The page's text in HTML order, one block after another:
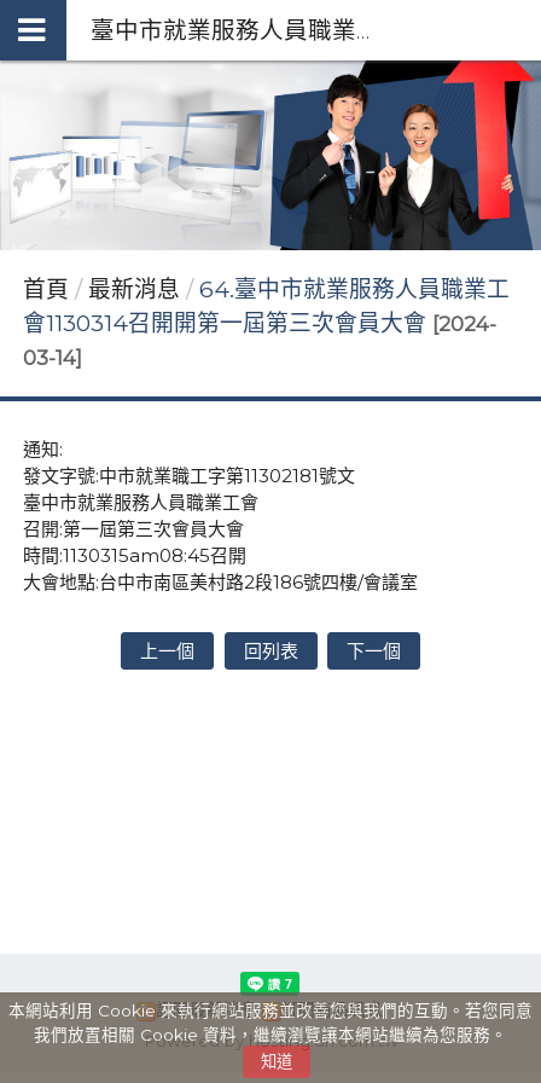
臺中市就業服務人員職業工會 *府授勞資字第1110251982號92253255
首頁 最新消息
64.臺中市就業服務人員職業工
會1130314召開開第一屆第三次會員大會 [2024-
03-14]
通知:
發文字號:中市就業職工字第11302181號文
臺中市就業服務人員職業工會
召開:第一屆第三次會員大會
時間:1130315am08:45召開
大會地點:台中市南區美村路2段186號四樓/會議室
上一個 回列表 下一個
訂閱最新消息
訂閱商品訊息
Powered by hosting.url.com.tw
本網站利用 Cookie 來執行網站服務並改善您與我們的互動。若您同意
我們放置相關 Cookie 資料，繼續瀏覽讓本網站繼續為您服務。